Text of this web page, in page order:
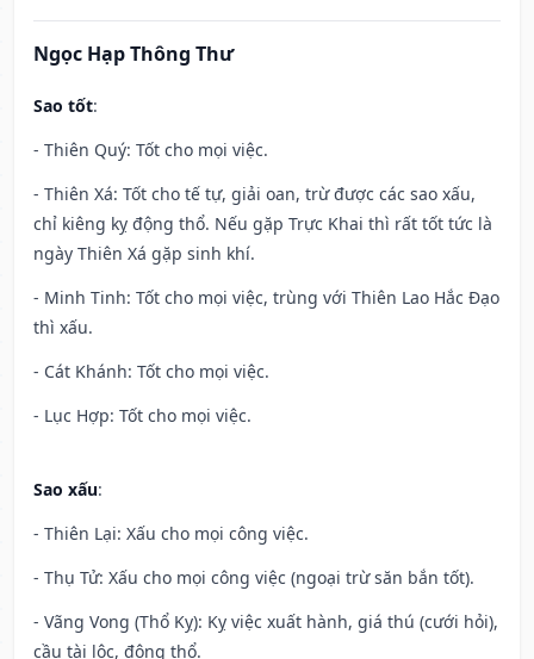
Ngọc Hạp Thông Thư
Sao tốt:
- Thiên Quý: Tốt cho mọi việc.
- Thiên Xá: Tốt cho tế tự, giải oan, trừ được các sao xấu,
chỉ kiêng kỵ động thổ. Nếu gặp Trực Khai thì rất tốt tức là
ngày Thiên Xá gặp sinh khí.
- Minh Tinh: Tốt cho mọi việc, trùng với Thiên Lao Hắc Đạo
thì xấu.
- Cát Khánh: Tốt cho mọi việc.
- Lục Hợp: Tốt cho mọi việc.
Sao xấu:
- Thiên Lại: Xấu cho mọi công việc.
- Thụ Tử: Xấu cho mọi công việc (ngoại trừ săn bắn tốt).
- Vãng Vong (Thổ Kỵ): Kỵ việc xuất hành, giá thú (cưới hỏi),
cầu tài lộc, động thổ.